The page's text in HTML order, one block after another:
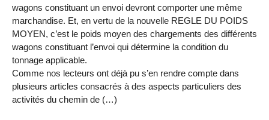
wagons constituant un envoi devront comporter une même
marchandise. Et, en vertu de la nouvelle REGLE DU POIDS
MOYEN, c’est le poids moyen des chargements des différents
wagons constituant l’envoi qui détermine la condition du
tonnage applicable.
Comme nos lecteurs ont déjà pu s’en rendre compte dans
plusieurs articles consacrés à des aspects particuliers des
activités du chemin de (…)